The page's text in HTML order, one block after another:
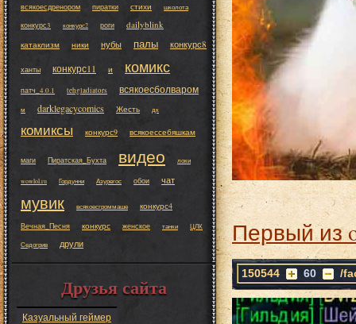
всякоесдренором пиратки стихи школота
конкурс3 конкурс2 роги dailyblink
катаклизм ники нубы палы конкурс8
ханты конкурс11 и комикс
патч_4.0.1 tehgladiators всякоесболваром
м darklegacycomics Жесть дк
комиксы конкурс9 всякоессебяшкам
маги Пиратская_Бухта видео локи
wowlol.ru Гордунни Азурегос обои чат
мувик всякоесгроммаше конкурс4
Вечная_Песня конкурс женское танки ЦЛК
Седогрив друли
Друзья сайта
Казуальный геймер
Первый из
150544 60 /